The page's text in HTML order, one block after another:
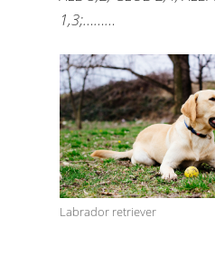
1,3;………
Labrador retriever